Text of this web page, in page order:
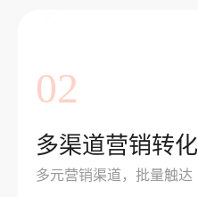
02
多渠道营销转化
多元营销渠道，批量触达